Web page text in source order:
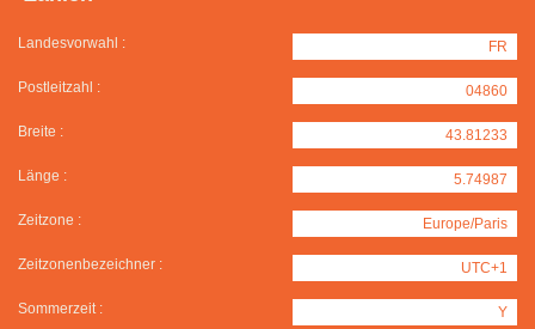
Landesvorwahl : FR
Postleitzahl : 04860
Breite : 43.81233
Länge : 5.74987
Zeitzone : Europe/Paris
Zeitzonenbezeichner : UTC+1
Sommerzeit : Y